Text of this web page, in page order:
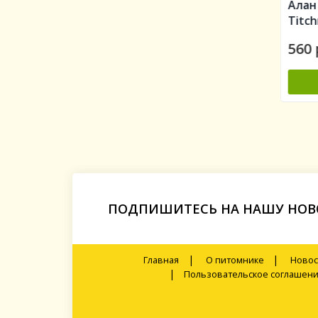
560
ПОДПИШИТЕСЬ НА НАШУ
Главная | О питомнике |
| Пользовательское